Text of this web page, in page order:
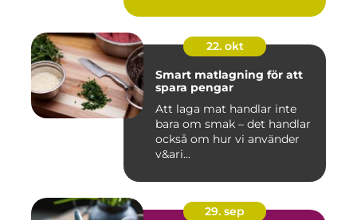
22. okt
Smart matlagning för att
spara pengar
Att laga mat handlar inte
bara om smak – det handlar
också om hur vi använder
v&ari...
29. sep